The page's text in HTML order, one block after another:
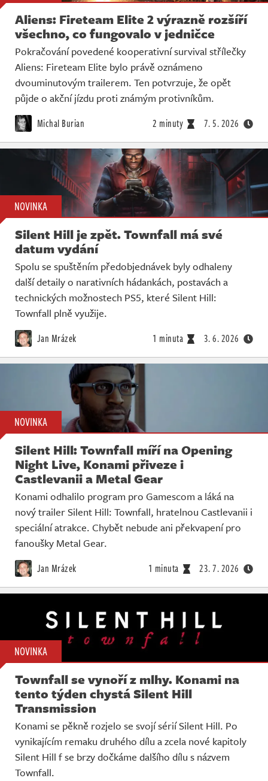
Aliens: Fireteam Elite 2 výrazně rozšíří
všechno, co fungovalo v jedničce
Pokračování povedené kooperativní survival střílečky
Aliens: Fireteam Elite bylo právě oznámeno
dvouminutovým trailerem. Ten potvrzuje, že opět
půjde o akční jízdu proti známým protivníkům.
Michal Burian 2 minuty 7. 5. 2026
NOVINKA
Silent Hill je zpět. Townfall má své
datum vydání
Spolu se spuštěním předobjednávek byly odhaleny
další detaily o narativních hádankách, postavách a
technických možnostech PS5, které Silent Hill:
Townfall plně využije.
Jan Mrázek 1 minuta 3. 6. 2026
NOVINKA
Silent Hill: Townfall míří na Opening
Night Live, Konami přiveze i
Castlevanii a Metal Gear
Konami odhalilo program pro Gamescom a láká na
nový trailer Silent Hill: Townfall, hratelnou Castlevanii i
speciální atrakce. Chybět nebude ani překvapení pro
fanoušky Metal Gear.
Jan Mrázek 1 minuta 23. 7. 2026
NOVINKA
Townfall se vynoří z mlhy. Konami na
tento týden chystá Silent Hill
Transmission
Konami se pěkně rozjelo se svojí sérií Silent Hill. Po
vynikajícím remaku druhého dílu a zcela nové kapitoly
Silent Hill f se brzy dočkáme dalšího dílu s názvem
Townfall.